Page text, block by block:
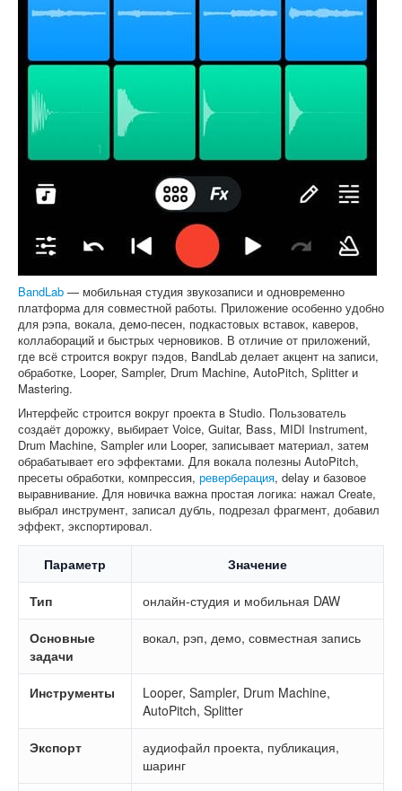
BandLab — мобильная студия звукозаписи и одновременно
платформа для совместной работы. Приложение особенно удобно
для рэпа, вокала, демо-песен, подкастовых вставок, каверов,
коллабораций и быстрых черновиков. В отличие от приложений,
где всё строится вокруг пэдов, BandLab делает акцент на записи,
обработке, Looper, Sampler, Drum Machine, AutoPitch, Splitter и
Mastering.
Интерфейс строится вокруг проекта в Studio. Пользователь
создаёт дорожку, выбирает Voice, Guitar, Bass, MIDI Instrument,
Drum Machine, Sampler или Looper, записывает материал, затем
обрабатывает его эффектами. Для вокала полезны AutoPitch,
пресеты обработки, компрессия, реверберация, delay и базовое
выравнивание. Для новичка важна простая логика: нажал Create,
выбрал инструмент, записал дубль, подрезал фрагмент, добавил
эффект, экспортировал.
Параметр Значение
Тип онлайн-студия и мобильная DAW
Основные
задачи
вокал, рэп, демо, совместная запись
Инструменты
Looper, Sampler, Drum Machine,
AutoPitch, Splitter
Экспорт
аудиофайл проекта, публикация,
шаринг